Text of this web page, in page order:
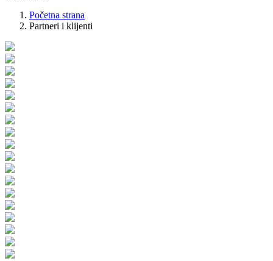
Početna strana
Partneri i klijenti